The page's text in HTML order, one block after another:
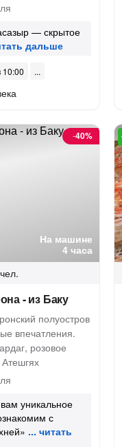
— скрытое
10:00
На машине
4 часа
-40%
- из Баку
полуостров
впечатления.
розовое
уникальное
с